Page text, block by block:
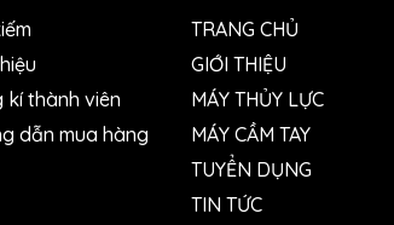
kí thành viên
dẫn mua hàng
TRANG CHỦ
GIỚI THIỆU
MÁY THỦY LỰC
MÁY CẦM TAY
TUYỂN DỤNG
TIN TỨC